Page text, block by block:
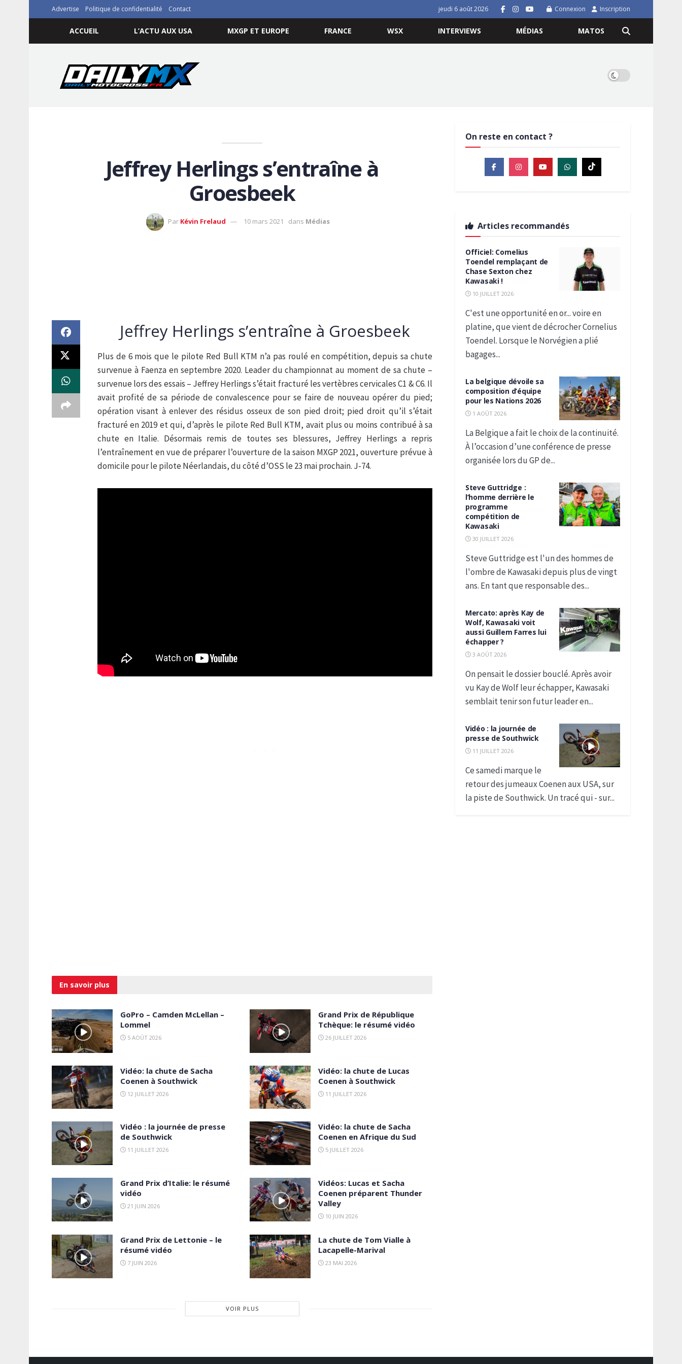
Advertise Politique de confidentialité Contact jeudi 6 août 2026 Connexion Inscription
ACCUEIL L’ACTU AUX USA MXGP ET EUROPE FRANCE WSX INTERVIEWS MÉDIAS MATOS
Jeffrey Herlings s’entraîne à
Groesbeek
Par Kévin Frelaud 10 mars 2021 dans Médias
Jeffrey Herlings s’entraîne à Groesbeek
Plus de 6 mois que le pilote Red Bull KTM n’a pas roulé en compétition, depuis sa chute
survenue à Faenza en septembre 2020. Leader du championnat au moment de sa chute –
survenue lors des essais – Jeffrey Herlings s’était fracturé les vertèbres cervicales C1 & C6. Il
avait profité de sa période de convalescence pour se faire de nouveau opérer du pied;
opération visant à enlever des résidus osseux de son pied droit; pied droit qu’il s’était
fracturé en 2019 et qui, d’après le pilote Red Bull KTM, avait plus ou moins contribué à sa
chute en Italie. Désormais remis de toutes ses blessures, Jeffrey Herlings a repris
l’entraînement en vue de préparer l’ouverture de la saison MXGP 2021, ouverture prévue à
domicile pour le pilote Néerlandais, du côté d’OSS le 23 mai prochain. J-74.
En savoir plus
GoPro – Camden McLellan –
Lommel
5 AOÛT 2026
Grand Prix de République
Tchèque: le résumé vidéo
26 JUILLET 2026
Vidéo: la chute de Sacha
Coenen à Southwick
12 JUILLET 2026
Vidéo: la chute de Lucas
Coenen à Southwick
11 JUILLET 2026
Vidéo : la journée de presse
de Southwick
11 JUILLET 2026
Vidéo: la chute de Sacha
Coenen en Afrique du Sud
5 JUILLET 2026
Grand Prix d’Italie: le résumé
vidéo
21 JUIN 2026
Vidéos: Lucas et Sacha
Coenen préparent Thunder
Valley
10 JUIN 2026
Grand Prix de Lettonie – le
résumé vidéo
7 JUIN 2026
La chute de Tom Vialle à
Lacapelle-Marival
23 MAI 2026
VOIR PLUS
On reste en contact ?
Articles recommandés
Officiel: Cornelius
Toendel remplaçant de
Chase Sexton chez
Kawasaki !
10 JUILLET 2026
C'est une opportunité en or... voire en
platine, que vient de décrocher Cornelius
Toendel. Lorsque le Norvégien a plié
bagages...
La belgique dévoile sa
composition d’équipe
pour les Nations 2026
1 AOÛT 2026
La Belgique a fait le choix de la continuité.
À l’occasion d’une conférence de presse
organisée lors du GP de...
Steve Guttridge :
l’homme derrière le
programme
compétition de
Kawasaki
30 JUILLET 2026
Steve Guttridge est l'un des hommes de
l'ombre de Kawasaki depuis plus de vingt
ans. En tant que responsable des...
Mercato: après Kay de
Wolf, Kawasaki voit
aussi Guillem Farres lui
échapper ?
3 AOÛT 2026
On pensait le dossier bouclé. Après avoir
vu Kay de Wolf leur échapper, Kawasaki
semblait tenir son futur leader en...
Vidéo : la journée de
presse de Southwick
11 JUILLET 2026
Ce samedi marque le
retour des jumeaux Coenen aux USA, sur
la piste de Southwick. Un tracé qui - sur...